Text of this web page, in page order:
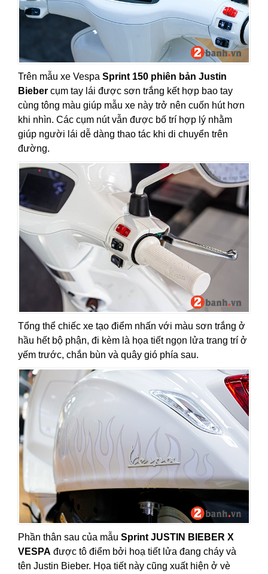
Trên mẫu xe Vespa Sprint 150 phiên bản Justin
Bieber cụm tay lái được sơn trắng kết hợp bao tay
cùng tông màu giúp mẫu xe này trở nên cuốn hút hơn
khi nhìn. Các cụm nút vẫn được bố trí hợp lý nhằm
giúp người lái dễ dàng thao tác khi di chuyển trên
đường.
Tổng thể chiếc xe tạo điểm nhấn với màu sơn trắng ở
hầu hết bộ phận, đi kèm là họa tiết ngọn lửa trang trí ở
yếm trước, chắn bùn và quây gió phía sau.
Phần thân sau của mẫu Sprint JUSTIN BIEBER X
VESPA được tô điểm bởi hoạ tiết lửa đang cháy và
tên Justin Bieber. Họa tiết này cũng xuất hiện ở vè